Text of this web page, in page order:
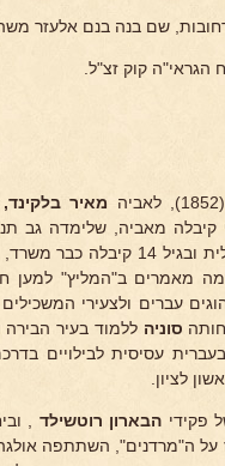
שם בנה בנם אלעזר משה
הגראי"ה קוק זצ"ל.
מאיר בלקינד,
קיבלה מאביה, שלימדה גב
לידיעה רבה, ומשנה ותלמוד. השתלמה אף ברוסית ובהשכלה
מאמרים ב"המליץ" למען
עברים ולצעירי
סוניהללמוד בעיר
עסיסית לבילויים
לציון.
פקידי הבארון רוטשילד ,
על ה"מרדנים", השתתפה